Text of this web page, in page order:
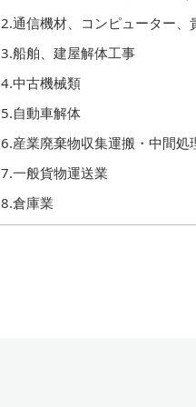
2.通信機材、コンピューター、
3.船舶、建屋解体工事
4.中古機械類
5.自動車解体
6.産業廃棄物収集運搬・中間処
7.一般貨物運送業
8.倉庫業